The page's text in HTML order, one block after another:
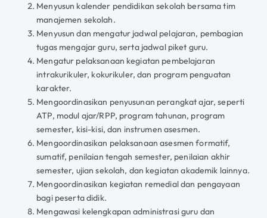
Menyusun kalender pendidikan sekolah bersama tim
manajemen sekolah.
Menyusun dan mengatur jadwal pelajaran, pembagian
tugas mengajar guru, serta jadwal piket guru.
Mengatur pelaksanaan kegiatan pembelajaran
intrakurikuler, kokurikuler, dan program penguatan
karakter.
Mengoordinasikan penyusunan perangkat ajar, seperti
ATP, modul ajar/RPP, program tahunan, program
semester, kisi-kisi, dan instrumen asesmen.
Mengoordinasikan pelaksanaan asesmen formatif,
sumatif, penilaian tengah semester, penilaian akhir
semester, ujian sekolah, dan kegiatan akademik lainnya.
Mengoordinasikan kegiatan remedial dan pengayaan
bagi peserta didik.
Mengawasi kelengkapan administrasi guru dan